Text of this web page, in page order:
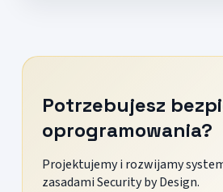
Potrzebujesz
oprogramowania?
Projektujemy i rozwijamy
zasadami Security by Design.